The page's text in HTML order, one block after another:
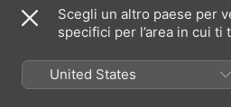
Owain Park,
2024 · 1 traccia · 2
Scegli un altro paese per
specifici per l’area in cui ti
United States